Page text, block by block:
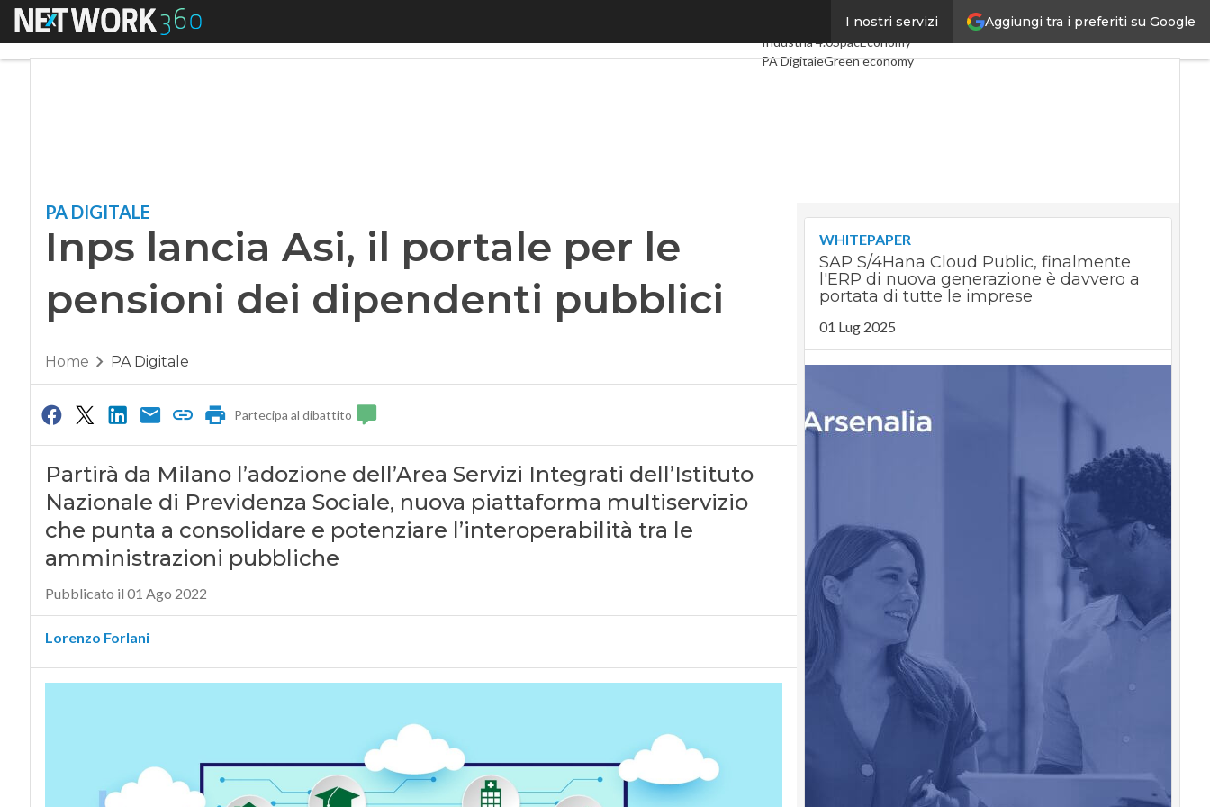
Aggiungi tra i preferiti su Google
I nostri servizi
Menu Digital EconomyTelco
Industria 4.0SpacEconomy
PA DigitaleGreen economy
PA DIGITALE
Inps lancia Asi, il portale per le
pensioni dei dipendenti pubblici
Home PA Digitale
Partecipa al dibattito
Partirà da Milano l’adozione dell’Area Servizi Integrati dell’Istituto
Nazionale di Previdenza Sociale, nuova piattaforma multiservizio
che punta a consolidare e potenziare l’interoperabilità tra le
amministrazioni pubbliche
Pubblicato il 01 Ago 2022
Lorenzo Forlani
WHITEPAPER
SAP S/4Hana Cloud Public, finalmente
l'ERP di nuova generazione è davvero a
portata di tutte le imprese
01 Lug 2025